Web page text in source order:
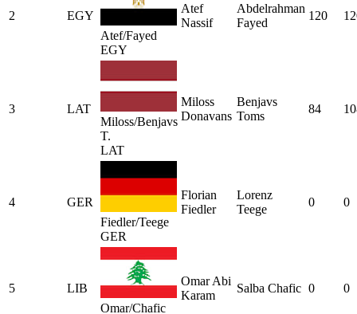
2
EGY
Atef/Fayed
EGY
Atef
Nassif
Abdelrahman
Fayed
120
3
LAT
Miloss/Benjavs
T.
LAT
Miloss
Donavans
Benjavs
Toms
84
4
GER
Fiedler/Teege
GER
Florian
Fiedler
Lorenz
Teege
0 0
5
LIB
Omar/Chafic
Omar Abi
Karam
Salba Chafic 0 0